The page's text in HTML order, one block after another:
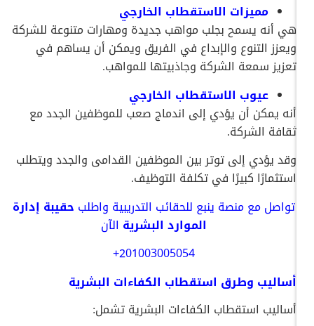
مميزات الاستقطاب الخارجي
هي أنه يسمح بجلب مواهب جديدة ومهارات متنوعة للشركة
ويعزز التنوع والإبداع في الفريق ويمكن أن يساهم في
تعزيز سمعة الشركة وجاذبيتها للمواهب.
عيوب الاستقطاب الخارجي
أنه يمكن أن يؤدي إلى اندماج صعب للموظفين الجدد مع
ثقافة الشركة.
وقد يؤدي إلى توتر بين الموظفين القدامى والجدد ويتطلب
استثمارًا كبيرًا في تكلفة التوظيف.
تواصلمعمنصةينبعللحقائب التدريبيةواطلبحقيبة إدارة
الموارد البشريةالآن
+201003005054
أساليب وطرق استقطاب الكفاءات البشرية
أساليب استقطاب الكفاءات البشرية تشمل: